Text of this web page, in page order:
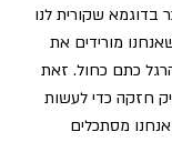
בדוגמא שקורית לנו
מורידים את
כתם כחול. זאת
חזקה כדי לעשות
מסתכלים